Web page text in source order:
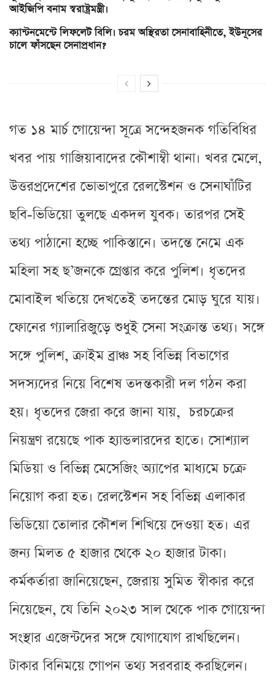
আইজিপি বনাম স্বরাষ্ট্রমন্ত্রী।
ক্যান্টনমেন্টে লিফলেট বিলি। চরম অস্থিরতা সেনাবাহিনীতে, ইউনূসের
চালে ফাঁসছেন সেনাপ্রধান?
গত ১৪ মার্চ গোয়েন্দা সূত্রে সন্দেহজনক গতিবিধির
খবর পায় গাজিয়াবাদের কৌশাম্বী থানা। খবর মেলে,
উত্তরপ্রদেশের ভোভাপুরে রেলস্টেশন ও সেনাঘাঁটির
ছবি-ভিডিয়ো তুলছে একদল যুবক। তারপর সেই
তথ্য পাঠানো হচ্ছে পাকিস্তানে। তদন্তে নেমে এক
মহিলা সহ ছ’জনকে গ্রেপ্তার করে পুলিশ। ধৃতদের
মোবাইল খতিয়ে দেখতেই তদন্তের মোড় ঘুরে যায়।
ফোনের গ্যালারিজুড়ে শুধুই সেনা সংক্রান্ত তথ্য। সঙ্গে
সঙ্গে পুলিশ, ক্রাইম ব্রাঞ্চ সহ বিভিন্ন বিভাগের
সদস্যদের নিয়ে বিশেষ তদন্তকারী দল গঠন করা
হয়। ধৃতদের জেরা করে জানা যায়, চরচক্রের
নিয়ন্ত্রণ রয়েছে পাক হ্যান্ডলারদের হাতে। সোশ্যাল
মিডিয়া ও বিভিন্ন মেসেজিং অ্যাপের মাধ্যমে চক্রে
নিয়োগ করা হত। রেলস্টেশন সহ বিভিন্ন এলাকার
ভিডিয়ো তোলার কৌশল শিখিয়ে দেওয়া হত। এর
জন্য মিলত ৫ হাজার থেকে ২০ হাজার টাকা।
কর্মকর্তারা জানিয়েছেন, জেরায় সুমিত স্বীকার করে
নিয়েছেন, যে তিনি ২০২৩ সাল থেকে পাক গোয়েন্দা
সংস্থার এজেন্টদের সঙ্গে যোগাযোগ রাখছিলেন।
টাকার বিনিময়ে গোপন তথ্য সরবরাহ করছিলেন।